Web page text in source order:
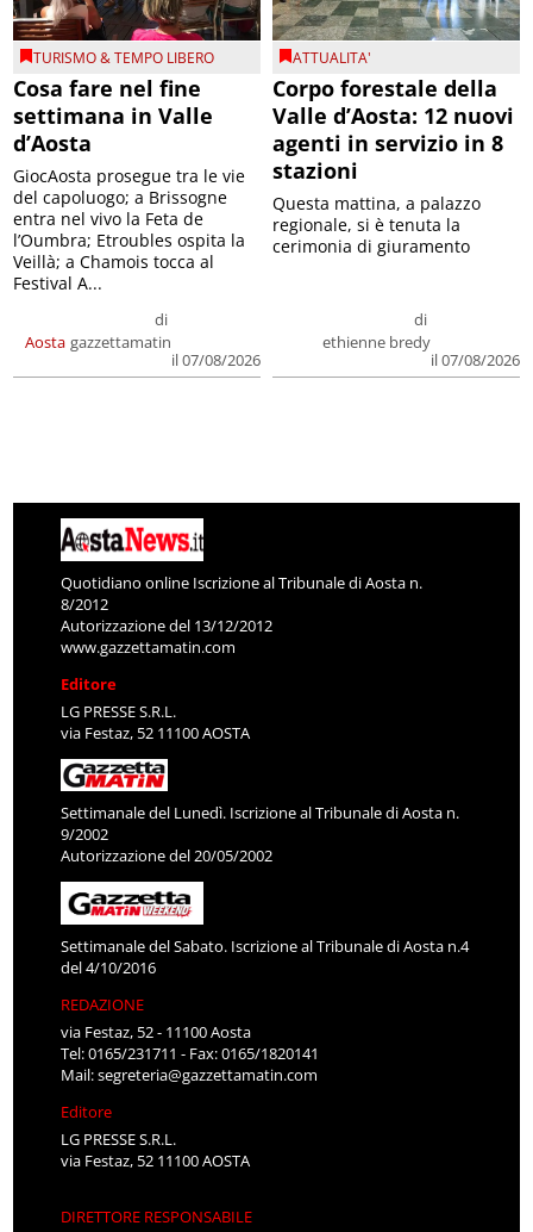
TURISMO & TEMPO LIBERO
Cosa fare nel fine
settimana in Valle
d’Aosta
Aosta
di
gazzettamatin
il 07/08/2026
GiocAosta prosegue tra le vie
del capoluogo; a Brissogne
entra nel vivo la Feta de
l’Oumbra; Etroubles ospita la
Veillà; a Chamois tocca al
Festival A...
ATTUALITA'
Corpo forestale della
Valle d’Aosta: 12 nuovi
agenti in servizio in 8
stazioni
di
ethienne bredy
il 07/08/2026
Questa mattina, a palazzo
regionale, si è tenuta la
cerimonia di giuramento
Quotidiano online Iscrizione al Tribunale di Aosta n.
8/2012
Autorizzazione del 13/12/2012
www.gazzettamatin.com
Editore
LG PRESSE S.R.L.
via Festaz, 52 11100 AOSTA
Settimanale del Lunedì. Iscrizione al Tribunale di Aosta n.
9/2002
Autorizzazione del 20/05/2002
Settimanale del Sabato. Iscrizione al Tribunale di Aosta n.4
del 4/10/2016
REDAZIONE
via Festaz, 52 - 11100 Aosta
Tel: 0165/231711 - Fax: 0165/1820141
Mail:segreteria@gazzettamatin.com
Editore
LG PRESSE S.R.L.
via Festaz, 52 11100 AOSTA
DIRETTORE RESPONSABILE